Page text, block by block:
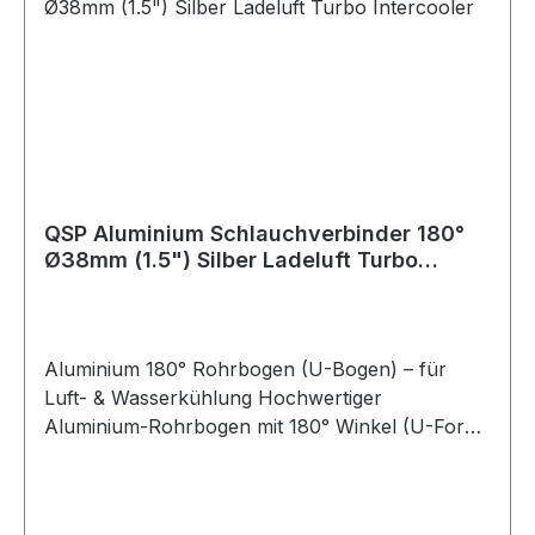
Einsatzbereich: Luftführung, Kühlwasser,
QSP Aluminium Schlauchverbinder 180°
Ø38mm (1.5") Silber Ladeluft Turbo
Aluminium 180° Rohrbogen (U-Bogen) – für
Luft- & Wasserkühlung Hochwertiger
Aluminium-Rohrbogen mit 180° Winkel (U-Form)